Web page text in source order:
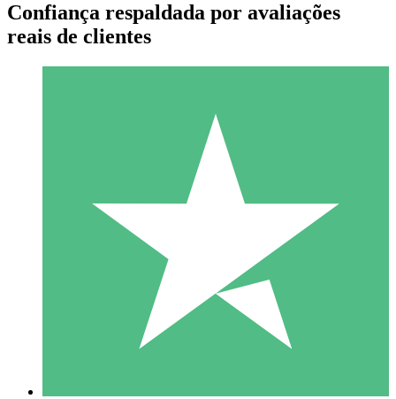
Pacotes de Créditos Individuais
Pague conforme o uso com créditos de download. Sem
1000
Confiança respaldada por avaliações
reais de clientes